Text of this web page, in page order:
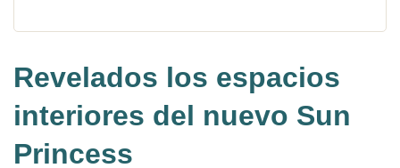
Revelados los espacios
interiores del nuevo Sun
Princess